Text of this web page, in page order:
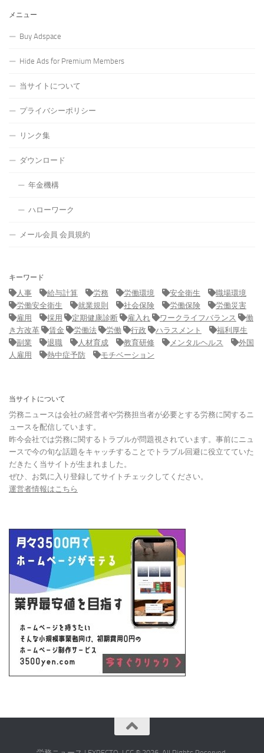
メニュー
Buy Adspace
Hide Ads for Premium Members
当サイトについて
プライバシーポリシー
リンク集
ダウンロード
年金機構
ハローワーク
メール会員 会員規約
キーワード
人事
給与計算 労務 労働環境 安全衛生
職場環境
労働安全衛生
就業規則 社会保険 労働保険
労働災害
雇用
採用 定期健康診断 雇入れ ワークライフバランス
働
き方改革
賃金 労働法 労働 行政 ハラスメント
福利厚生
副業
退職 人材育成 教育研修 メンタルヘルス
外国
人雇用
熱中症予防 モチベーション
当サイトについて
労務ニュースは会社の経営者や労務担当者が必要とする労務に関するニ
ュースを配信しています。
昨今会社では労務に関するトラブルが問題視されています。事前にニュ
ースで今の旬な話題をキャッチすることでトラブル回避に役立てていた
だきたく当サイトが生まれました。
ぜひ、お気に入り登録してサイトチェックしてください。
運営者情報はこちら